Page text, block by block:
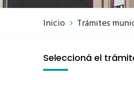
Inicio Trámites
Seleccioná el